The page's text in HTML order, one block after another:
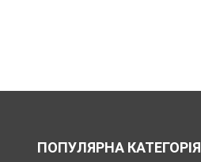
ПОПУЛЯРНА КАТЕГОРІЯ